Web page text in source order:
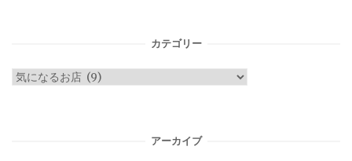
カテゴリー
カ
アーカイブ